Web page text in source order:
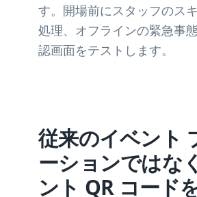
す。開場前にスタッフのス
処理、オフラインの緊急事
認画面をテストします。
従来のイベント
ーションではな
ント QR コード